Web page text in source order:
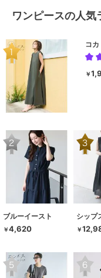
ワンピースの人気
コカ
￥
ブルーイースト
￥4,620
シップ
￥